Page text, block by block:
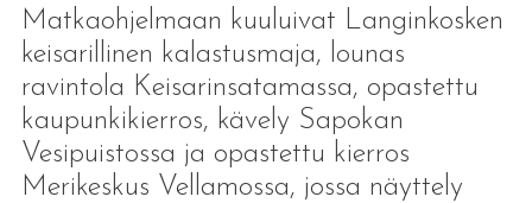
Matkaohjelmaan kuuluivat Langinkosken
keisarillinen kalastusmaja, lounas
ravintola Keisarinsatamassa, opastettu
kaupunkikierros, kävely Sapokan
Vesipuistossa ja opastettu kierros
Merikeskus Vellamossa, jossa näyttely